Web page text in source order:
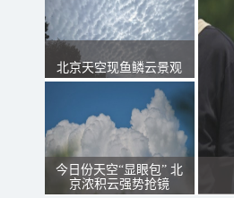
北京天空现鱼鳞云景观
今日份天空“显眼包” 北
京浓积云强势抢镜